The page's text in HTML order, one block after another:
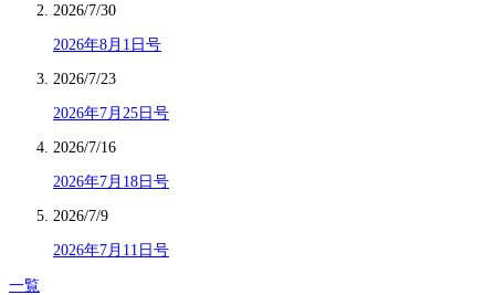
2026/7/30
2026年8月1日号
2026/7/23
2026年7月25日号
2026/7/16
2026年7月18日号
2026/7/9
2026年7月11日号
一覧